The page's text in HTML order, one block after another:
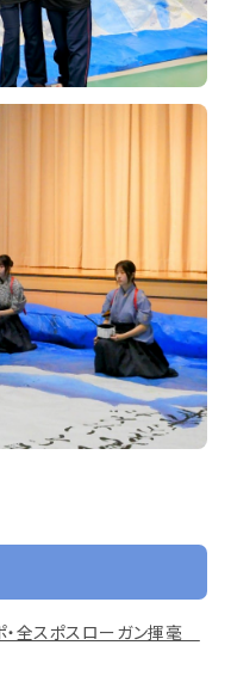
・全スポスローガン揮毫